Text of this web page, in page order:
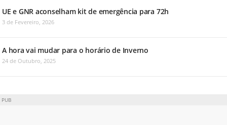
UE e GNR aconselham kit de emergência para 72h
3 de Fevereiro, 2026
A hora vai mudar para o horário de Inverno
24 de Outubro, 2025
PUB